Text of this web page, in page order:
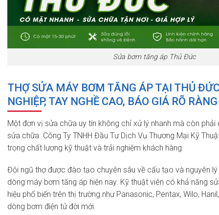
Sửa bơm tăng áp Thủ Đức
THỢ SỬA MÁY BƠM TĂNG ÁP TẠI THỦ
NGHIỆP, TAY NGHỀ CAO, BÁO GIÁ RÕ RÀNG
Một đơn vị sửa chữa uy tín không chỉ xử lý nhanh mà còn
sửa chữa. Công Ty TNHH Đầu Tư Dịch Vụ Thương Mại Kỹ
trọng chất lượng kỹ thuật và trải nghiệm khách hàng.
Đội ngũ thợ được đào tạo chuyên sâu về cấu tạo và nguyên
dòng máy bơm tăng áp hiện nay. Kỹ thuật viên có khả năng
hiệu phổ biến trên thị trường như Panasonic, Pentax, Wilo,
dòng bơm điện tử đời mới.